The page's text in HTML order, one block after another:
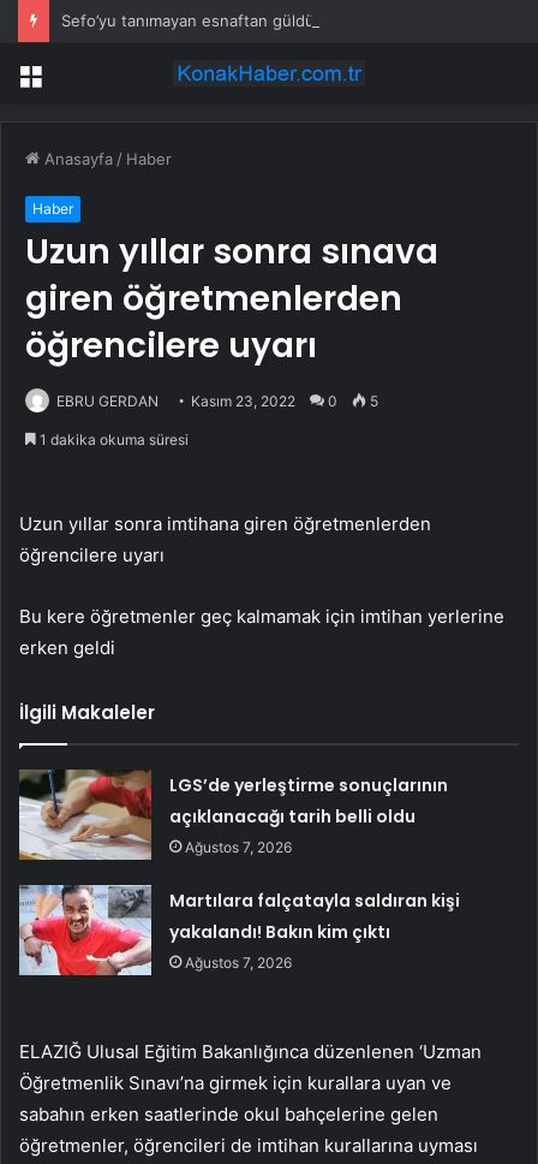
Menü
Anasayfa / Haber
Haber
Uzun yıllar sonra sınava
giren öğretmenlerden
öğrencilere uyarı
EBRU GERDAN Kasım 23, 2022 0 5
1 dakika okuma süresi
Uzun yıllar sonra imtihana giren öğretmenlerden
öğrencilere uyarı
Bu kere öğretmenler geç kalmamak için imtihan yerlerine
erken geldi
İlgili Makaleler
LGS’de yerleştirme sonuçlarının
açıklanacağı tarih belli oldu
Ağustos 7, 2026
Martılara falçatayla saldıran kişi
yakalandı! Bakın kim çıktı
Ağustos 7, 2026
ELAZIĞ Ulusal Eğitim Bakanlığınca düzenlenen ‘Uzman
Öğretmenlik Sınavı’na girmek için kurallara uyan ve
sabahın erken saatlerinde okul bahçelerine gelen
öğretmenler, öğrencileri de imtihan kurallarına uyması